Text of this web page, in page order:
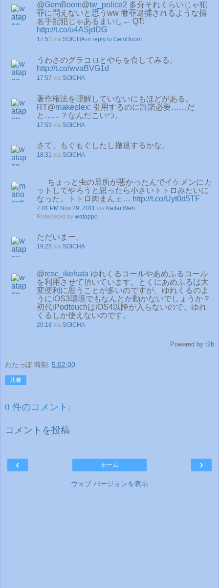
@GemBoom@tw_police2 多分それくらいじゃ犯
罪に問えないと思うww 微罪逮捕されるような指
名手配犯じゃあるまいし← QT:
http://t.co/u4ASjdDG
17:51 via SOICHA in reply to GemBoom
うわさのグラコロとやらを食してみる。
http://t.co/wvaBVG1d
17:57 via SOICHA
著作権法を理解していないにもほどがある。
RT@makeplex: 引用するのに許諾必要……だ
と……？なんだこいつ。
17:59 via SOICHA
さて、もぐもぐしたし撤退するかな。
18:31 via SOICHA
ちょっと虫の居所が悪かったんでイケメンにカ
ットしてやろうと思ったら小さいトトロみたいに
なった。トトロ肉まんェ… http://t.co/Uyt0d5TF
7:01 PM Nov 29, 2011 via Keitai Web
Retweeted by watappo
ただいまー。
19:25 via SOICHA
@rcsc_ikehata ゆれくるコールやあめふるコール
を利用させて頂いています。とくにあめふるは大
変便利に思うことが多いのですが、ゆれくるのよ
うにiOS3環境でもなんとか動かないでしょうか？
初代iPodtouchはiOS4以降が入らないので、ゆれ
くるしか使えないのです。
20:18 via SOICHA
Powered by t2b
わたっぽ 時刻: 5:02:00
共有
0 件のコメント:
コメントを投稿
‹ ›
ホーム
ウェブ バージョンを表示